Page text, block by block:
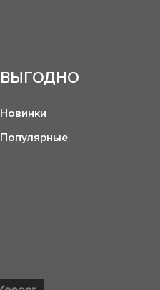
ВЫГОДНО
Новинки
Популярные